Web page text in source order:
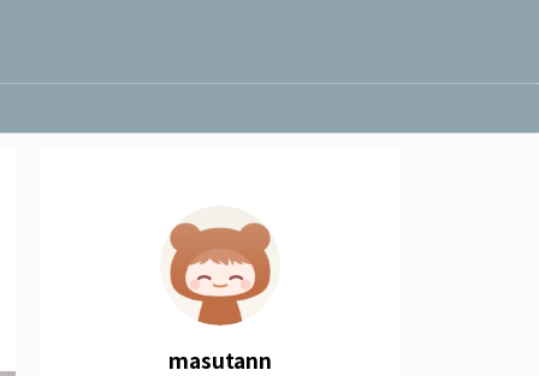
masutann